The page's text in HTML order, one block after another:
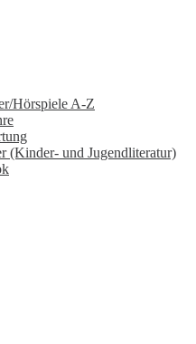
Hörspiele A-Z
(Kinder- und Jugendliteratur)